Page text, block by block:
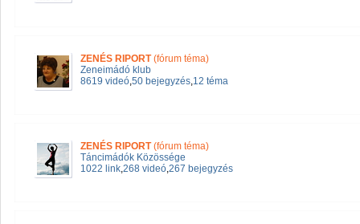
ZENÉS RIPORT(fórum téma)
Zeneimádó klub
8619 videó,50 bejegyzés,12 téma
ZENÉS RIPORT(fórum téma)
Táncimádók Közössége
1022 link,268 videó,267 bejegyzés